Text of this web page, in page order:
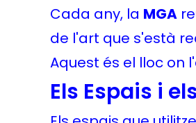
Cada any, la MGA
de l'art que s'està
Aquest és el lloc on
Els Espais i